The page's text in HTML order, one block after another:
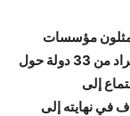
حوالي 900 شخص يمثلون مؤسسات
واتحادات وجمعيات وشركات وهيئات تأمينية وأفراد من 33 دولة حول
إلى
في نهايته إلى